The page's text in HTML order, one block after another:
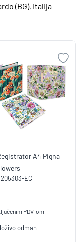
(BG), Italija
A4 Pigna
205303-EC
PDV-om
odmah